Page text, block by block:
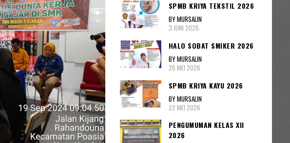
SPMB KRIYA TEKSTIL 2026
BY MURSALIN
3 JUNI 2026
HALO SOBAT SMIKER 2026
BY MURSALIN
26 MEI 2026
SPMB KRIYA KAYU 2026
BY MURSALIN
22 MEI 2026
PENGUMUMAN KELAS XII
2026